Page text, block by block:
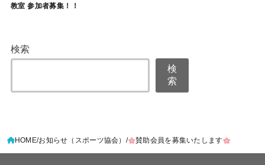
教室 参加者募集！！
検索
検
索
HOME お知らせ（スポーツ協会） 賛助会員を募集いたします